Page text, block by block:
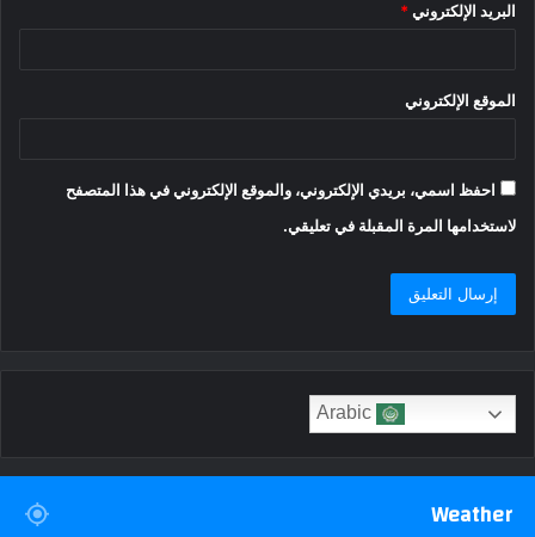
البريد الإلكتروني *
الموقع الإلكتروني
احفظ اسمي، بريدي الإلكتروني، والموقع الإلكتروني في هذا المتصفح
لاستخدامها المرة المقبلة في تعليقي.
Weather